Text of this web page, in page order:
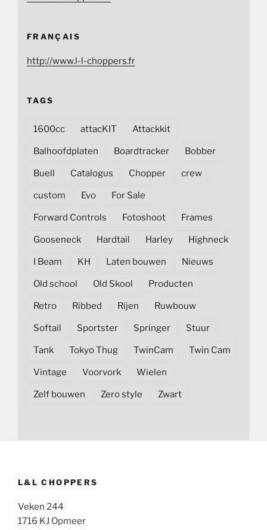
FRANÇAIS
http://www.l-l-choppers.fr
TAGS
1600cc attacKIT Attackkit
Balhoofdplaten Boardtracker Bobber
Buell Catalogus Chopper crew
custom Evo For Sale
Forward Controls Fotoshoot Frames
Gooseneck Hardtail Harley Highneck
I Beam KH Laten bouwen Nieuws
Old school Old Skool Producten
Retro Ribbed Rijen Ruwbouw
Softail Sportster Springer Stuur
Tank Tokyo Thug TwinCam Twin Cam
Vintage Voorvork Wielen
Zelf bouwen Zero style Zwart
L&L CHOPPERS
Veken 244
1716 KJ Opmeer